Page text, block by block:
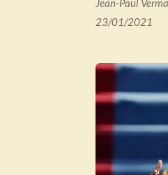
Jean-Paul
23/01/2021